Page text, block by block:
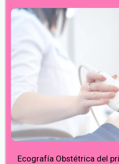
Ecografía Obstétrica del